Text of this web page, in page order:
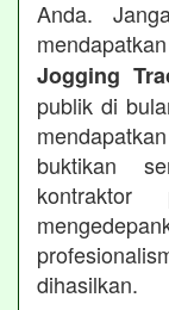
Anda.
Jogging
publik di
buktikan
dihasilkan.